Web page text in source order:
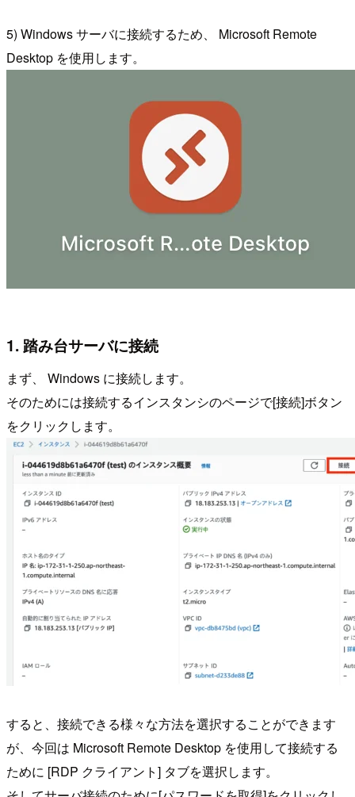
5) Windows サーバに接続するため、 Microsoft Remote
Desktop を使用します。
1. 踏み台サーバに接続
まず、 Windows に接続します。
そのためには接続するインスタンシのページで[接続]ボタン
をクリックします。
すると、接続できる様々な方法を選択することができます
が、今回は Microsoft Remote Desktop を使用して接続する
ために [RDP クライアント] タブを選択します。